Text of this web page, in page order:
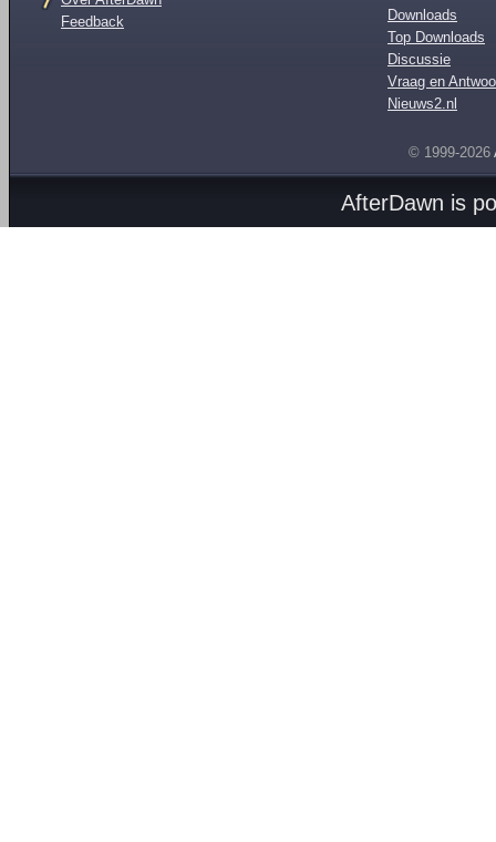
Feedback
Downloads
Top Downloads
Discussie
Vraag en
Nieuws2.nl
© 1999-2026
AfterDawn is